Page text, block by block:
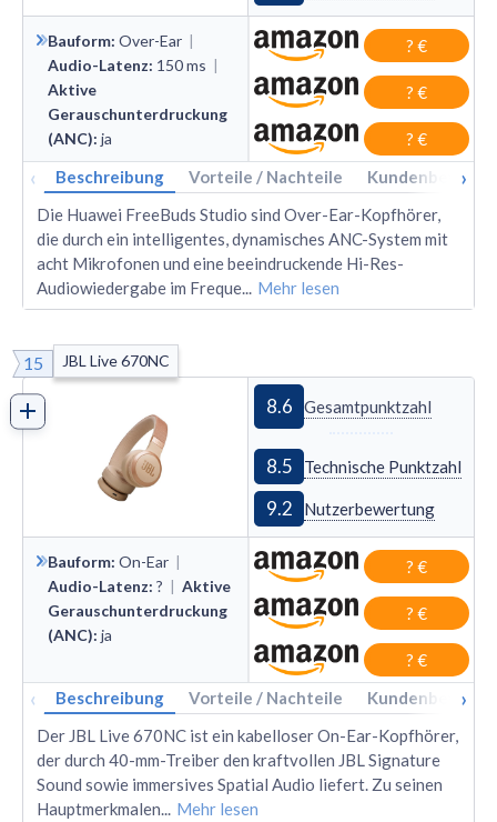
Bauform: Over-Ear |
Audio-Latenz: 150ms |
Aktive
Gerauschunterdruckung
(ANC): ja
? €
? €
? €
‹ Beschreibung Vorteile / Nachteile ›
Die Huawei FreeBuds Studio sind Over-Ear-Kopfhörer,
die durch ein intelligentes, dynamisches ANC-System mit
acht Mikrofonen und eine beeindruckende Hi-Res-
Audiowiedergabe im Freque... Mehr lesen
15 JBL Live 670NC
8.6 Gesamtpunktzahl
8.5 Technische Punktzahl
9.2 Nutzerbewertung
Bauform: On-Ear |
Audio-Latenz: ? | Aktive
Gerauschunterdruckung
(ANC): ja
? €
? €
? €
‹ Beschreibung Vorteile / Nachteile ›
Der JBL Live 670NC ist ein kabelloser On-Ear-Kopfhörer,
der durch 40-mm-Treiber den kraftvollen JBL Signature
Sound sowie immersives Spatial Audio liefert. Zu seinen
Hauptmerkmalen... Mehr lesen